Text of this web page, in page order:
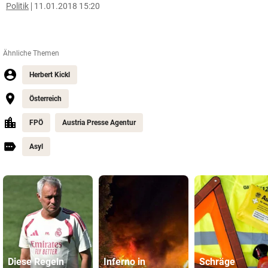
Politik 11.01.2018 15:20
Ähnliche Themen
Herbert Kickl
Österreich
FPÖ Austria Presse Agentur
Asyl
Diese Regeln
Inferno in
Schräge